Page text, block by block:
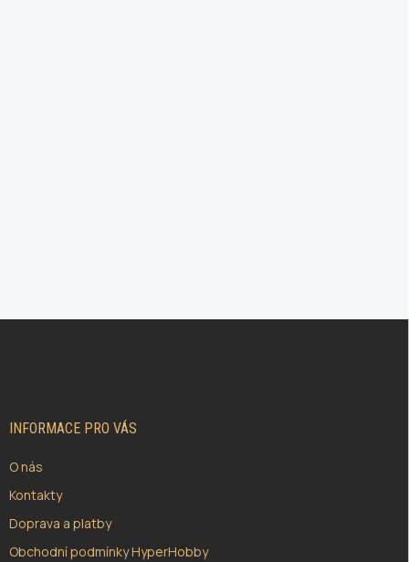
INFORMACE PRO VÁS
O nás
Kontakty
Doprava a platby
Obchodní podmínky HyperHobby